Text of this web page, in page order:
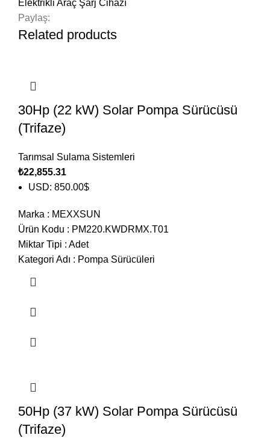
Elektrikli Araç Şarj Cihazı
Paylaş:
Related products
30Hp (22 kW) Solar Pompa Sürücüsü
(Trifaze)
Tarımsal Sulama Sistemleri
₺22,855.31
USD: 850.00$
Marka : MEXXSUN
Ürün Kodu : PM220.KWDRMX.T01
Miktar Tipi : Adet
Kategori Adı : Pompa Sürücüleri
50Hp (37 kW) Solar Pompa Sürücüsü
(Trifaze)